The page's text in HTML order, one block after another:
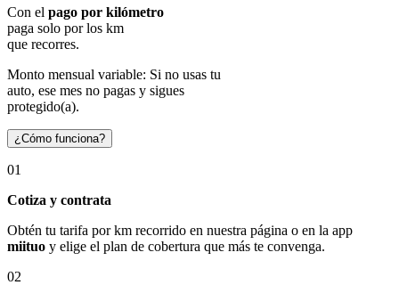
Con el pago por kilómetro
paga solo por los km
que recorres.
Monto mensual variable: Si no usas tu
auto, ese mes no pagas y sigues
protegido(a).
¿Cómo funciona?
01
Cotiza y contrata
Obtén tu tarifa por km recorrido en nuestra página o en la app
miituo y elige el plan de cobertura que más te convenga.
02